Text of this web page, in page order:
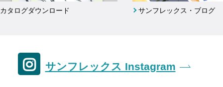
カタログダウンロード サンフレックス・ブログ
サンフレックス Instagram